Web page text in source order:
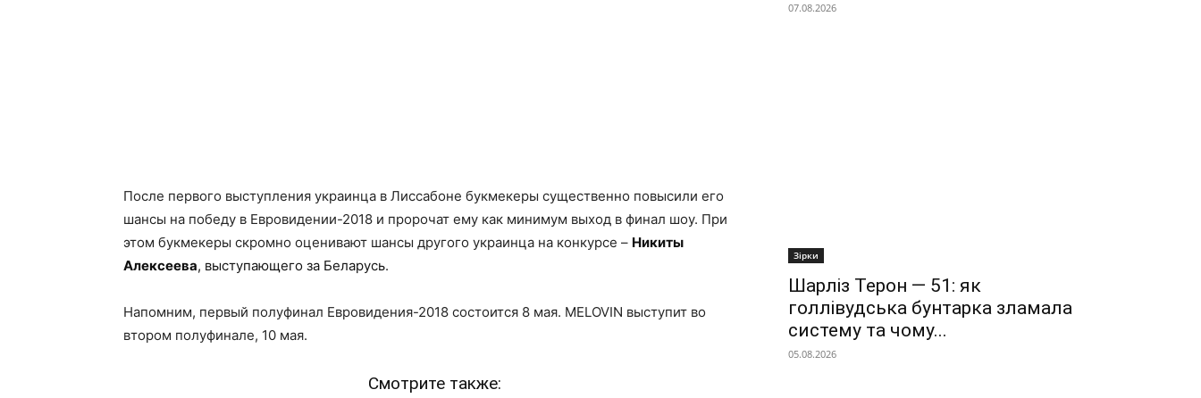
После первого выступления украинца в Лиссабоне букмекеры существенно повысили его
шансы на победу в Евровидении-2018 и пророчат ему как минимум выход в финал шоу. При
этом букмекеры скромно оценивают шансы другого украинца на конкурсе – Никиты
Алексеева, выступающего за Беларусь.
Напомним, первый полуфинал Евровидения-2018 состоится 8 мая. MELOVIN выступит во
втором полуфинале, 10 мая.
Смотрите также:
07.08.2026
Зірки
Шарліз Терон — 51: як
голлівудська бунтарка зламала
систему та чому...
05.08.2026